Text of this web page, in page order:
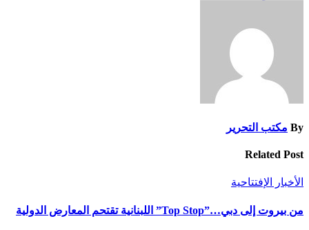
By مكتب التحرير
Related Post
الأخبار الإفتتاحية
من بيروت إلى دبي…”Top Stop” اللبنانية تقتحم المعارض الدولية